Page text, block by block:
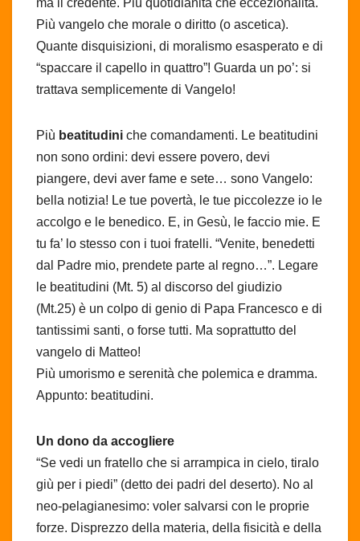
Più vangelo che morale o diritto (o ascetica).
Quante disquisizioni, di moralismo esasperato e di
“spaccare il capello in quattro”! Guarda un po’: si
trattava semplicemente di Vangelo!
Più beatitudini che comandamenti. Le beatitudini
non sono ordini: devi essere povero, devi
piangere, devi aver fame e sete… sono Vangelo:
bella notizia! Le tue povertà, le tue piccolezze io le
accolgo e le benedico. E, in Gesù, le faccio mie. E
tu fa’ lo stesso con i tuoi fratelli. “Venite, benedetti
dal Padre mio, prendete parte al regno…”. Legare
le beatitudini (Mt. 5) al discorso del giudizio
(Mt.25) è un colpo di genio di Papa Francesco e di
tantissimi santi, o forse tutti. Ma soprattutto del
vangelo di Matteo!
Più umorismo e serenità che polemica e dramma.
Appunto: beatitudini.
Un dono da accogliere
“Se vedi un fratello che si arrampica in cielo, tiralo
giù per i piedi” (detto dei padri del deserto). No al
neo-pelagianesimo: voler salvarsi con le proprie
forze. Disprezzo della materia, della fisicità e della